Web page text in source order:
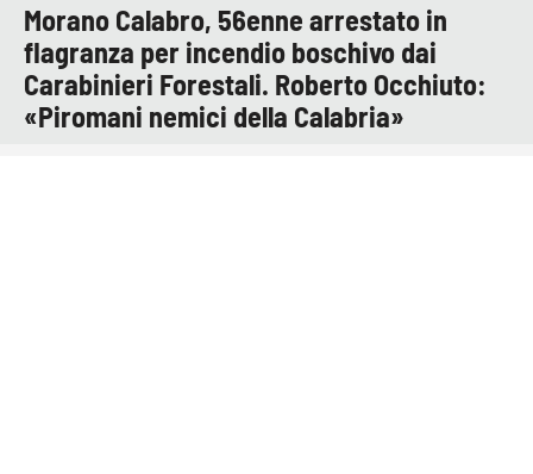
Morano Calabro, 56enne arrestato in
flagranza per incendio boschivo dai
Carabinieri Forestali. Roberto Occhiuto:
«Piromani nemici della Calabria»